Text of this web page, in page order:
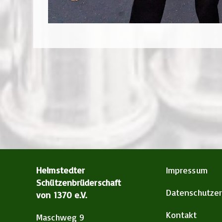
Helmstedter
Schützenbrüderschaft
von 1370 e.V.
Maschweg 9
Impressum
Kontakt